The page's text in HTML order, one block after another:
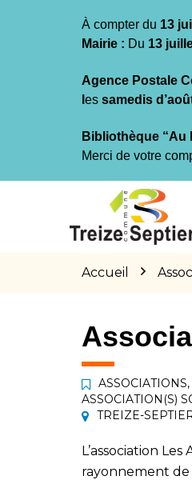
À compter du 13
Mairie : Du 13
Agence Postale
es samedis
Bibliothèque “Au
Merci de votre
Accueil
ASSOCIATIONS,
ASSOCIATION(S)
TREIZE-
L’association
rayonnement de